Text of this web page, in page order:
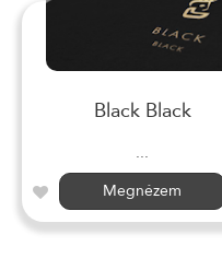
Black Black
...
Megnézem